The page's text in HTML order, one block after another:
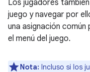
Los jugadores
juego y navegar por
una asignación
el menú del juego.
Nota: Incluso si los